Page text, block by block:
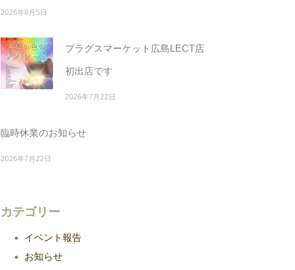
2026年8月5日
プラグスマーケット広島LECT店
初出店です
2026年7月22日
臨時休業のお知らせ
2026年7月22日
カテゴリー
イベント報告
お知らせ